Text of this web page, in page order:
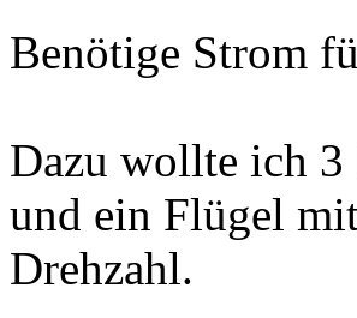
Benötige Strom
Dazu wollte ich
und ein Flügel
Drehzahl.